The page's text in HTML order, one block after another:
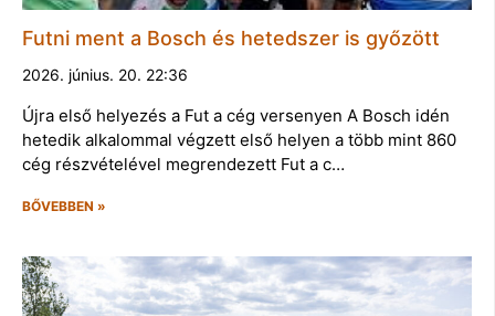
Futni ment a Bosch és hetedszer is győzött
2026. június. 20. 22:36
Újra első helyezés a Fut a cég versenyen A Bosch idén
hetedik alkalommal végzett első helyen a több mint 860
cég részvételével megrendezett Fut a c…
BŐVEBBEN »